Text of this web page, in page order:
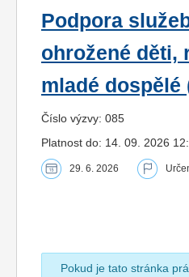
Podpora
ohrožené děti,
mladé dospělé
Číslo výzvy: 085
Platnost do: 14. 09. 2026
29. 6. 2026
Pokud je tato stránka